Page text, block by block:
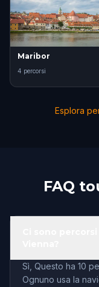
Maribor
4 percorsi
Esplora
FAQ
Sì, Questo ha 10
Ognuno usa la